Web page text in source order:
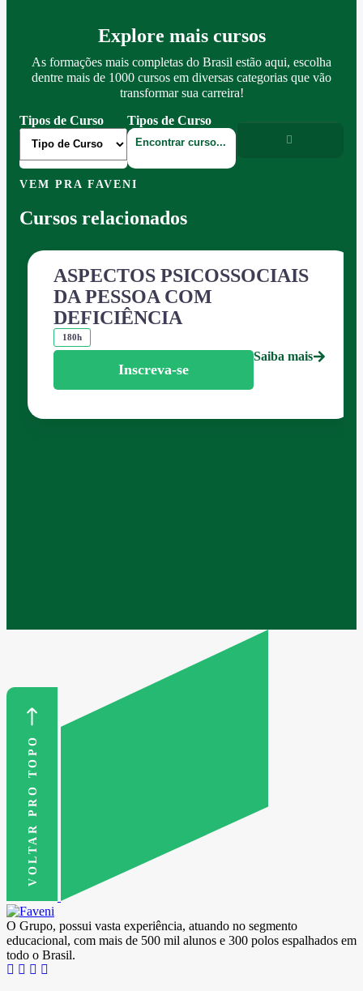
Explore mais cursos
As formações mais completas do Brasil estão aqui, escolha
dentre mais de 1000 cursos em diversas categorias que vão
transformar sua carreira!
Tipos de Curso
Tipos de Curso
VEM PRA FAVENI
Cursos relacionados
ASPECTOS PSICOSSOCIAIS
DA PESSOA COM
DEFICIÊNCIA
180h
Inscreva-se
Saiba mais
VOLTAR PRO TOPO
O Grupo, possui vasta experiência, atuando no segmento
educacional, com mais de 500 mil alunos e 300 polos espalhados em
todo o Brasil.